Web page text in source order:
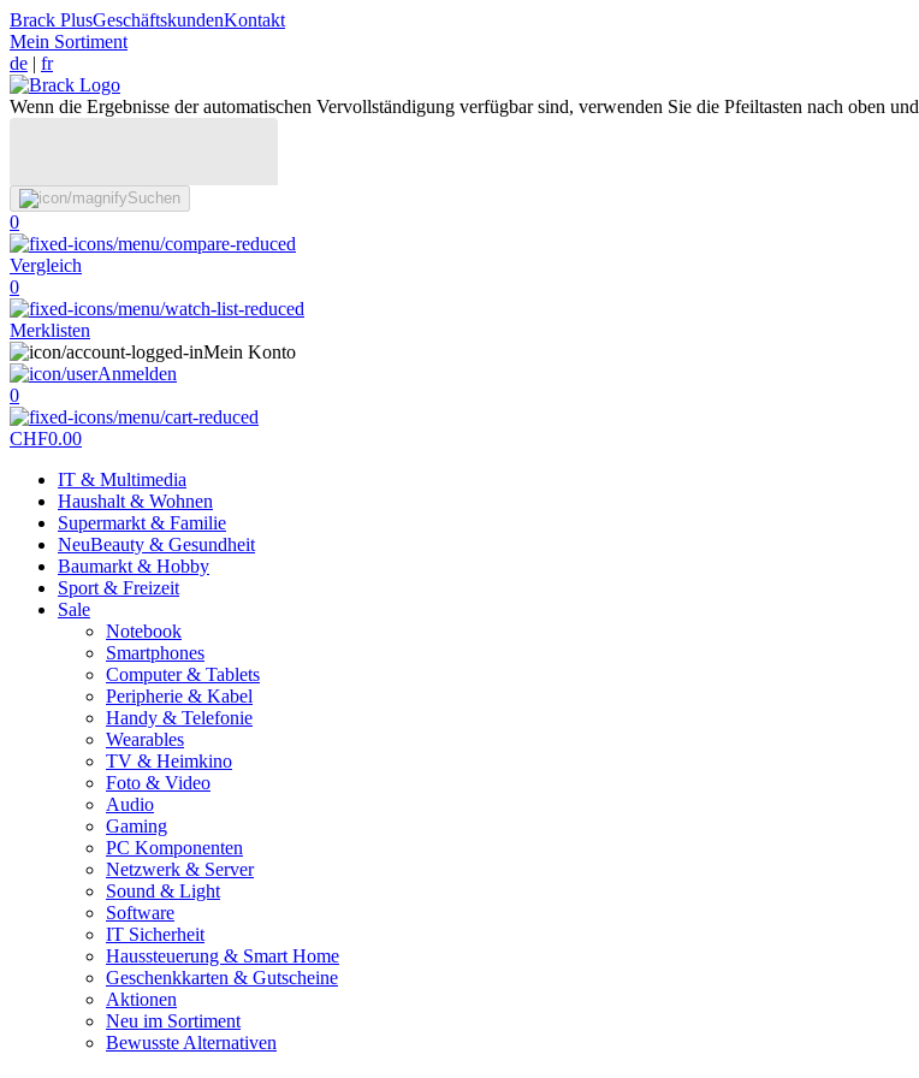
Brack PlusGeschäftskundenKontakt
Mein Sortiment
de | fr
Wenn die Ergebnisse der automatischen Vervollständigung verfügbar sind, verwenden Sie die Pfeiltasten nach oben
Suchen
0
Vergleich
0
Merklisten
Mein Konto
Anmelden
0
CHF0.00
IT & Multimedia
Haushalt & Wohnen
Supermarkt & Familie
NeuBeauty & Gesundheit
Baumarkt & Hobby
Sport & Freizeit
Sale
Notebook
Smartphones
Computer & Tablets
Peripherie & Kabel
Handy & Telefonie
Wearables
TV & Heimkino
Foto & Video
Audio
Gaming
PC Komponenten
Netzwerk & Server
Sound & Light
Software
IT Sicherheit
Haussteuerung & Smart Home
Geschenkkarten & Gutscheine
Aktionen
Neu im Sortiment
Bewusste Alternativen